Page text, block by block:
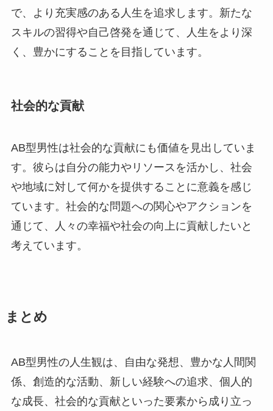
で、より充実感のある人生を追求します。新たな
スキルの習得や自己啓発を通じて、人生をより深
く、豊かにすることを目指しています。
社会的な貢献
AB型男性は社会的な貢献にも価値を見出していま
す。彼らは自分の能力やリソースを活かし、社会
や地域に対して何かを提供することに意義を感じ
ています。社会的な問題への関心やアクションを
通じて、人々の幸福や社会の向上に貢献したいと
考えています。
まとめ
AB型男性の人生観は、自由な発想、豊かな人間関
係、創造的な活動、新しい経験への追求、個人的
な成長、社会的な貢献といった要素から成り立っ